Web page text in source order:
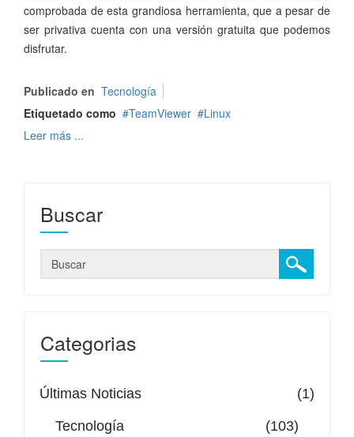
comprobada de esta grandiosa herramienta, que a pesar de
ser privativa cuenta con una versión gratuita que podemos
disfrutar.
Publicado en Tecnología
Etiquetado como
TeamViewer
Linux
Leer más ...
Buscar
Categorias
Últimas Noticias (1)
Tecnología (103)